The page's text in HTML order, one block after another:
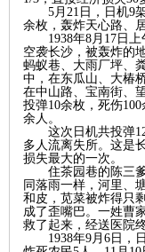
5月21日，日机9
余枚，轰炸天心路、
1938年8月17日
空袭长沙，被轰炸的
蚂蚁巷、大雨厂坪、
中，在东瓜山、大椿
在中山路、宝南街、
投弹10余枚，死伤
余人。
这次日机共投弹
多人流离失所。这是
损失最大的一次。
住茶园巷的陈三
同落雨一样，河里、
和皮，苋菜被炸得只
成了歪嘴巴。一姓曹
救了起来，经送医院
1938年9月6日，